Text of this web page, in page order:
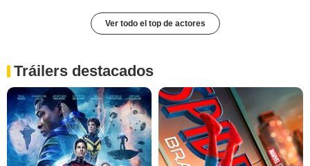
Ver todo el top de actores
Tráilers destacados